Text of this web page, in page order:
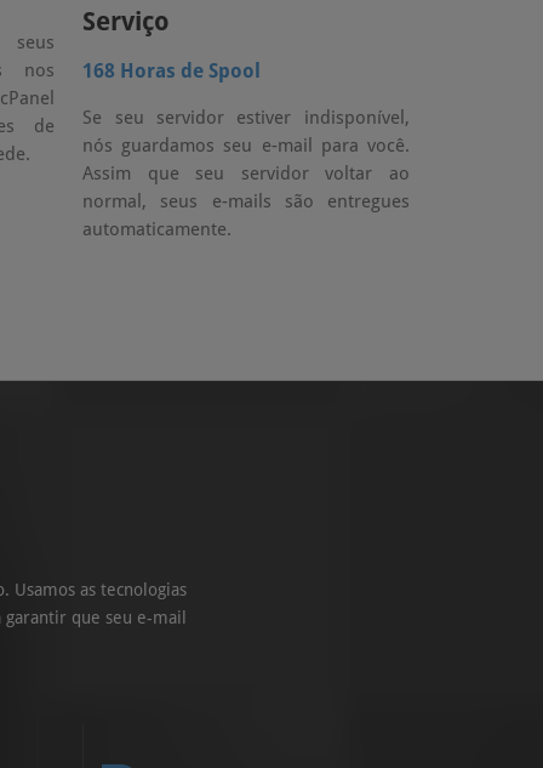
seus
nos
de
Serviço
168 Horas de Spool
Se seu servidor estiver indisponível,
nós guardamos seu e-mail para você.
Assim que seu servidor voltar ao
normal, seus e-mails são entregues
automaticamente.
Usamos as tecnologias
que seu e-mail